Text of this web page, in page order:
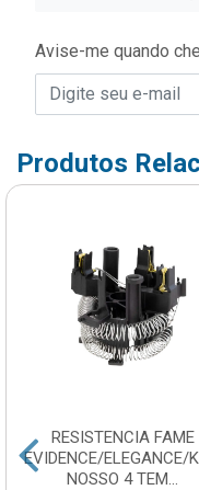
Avise-me quando
Produtos
RESISTENCIA FAME
EVIDENCE/ELEGANCE/
NOSSO 4 TEM...